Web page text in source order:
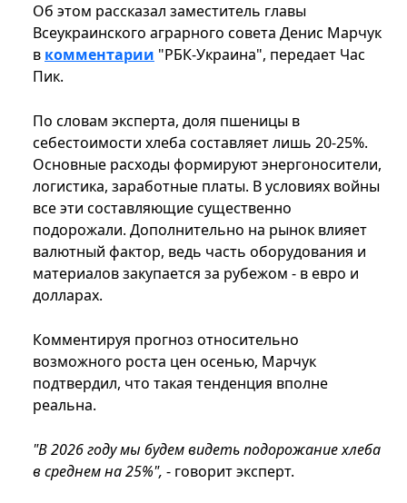
Об этом рассказал заместитель главы
Всеукраинского аграрного совета Денис Марчук
в комментарии "РБК-Украина", передает Час
Пик.
По словам эксперта, доля пшеницы в
себестоимости хлеба составляет лишь 20-25%.
Основные расходы формируют энергоносители,
логистика, заработные платы. В условиях войны
все эти составляющие существенно
подорожали. Дополнительно на рынок влияет
валютный фактор, ведь часть оборудования и
материалов закупается за рубежом - в евро и
долларах.
Комментируя прогноз относительно
возможного роста цен осенью, Марчук
подтвердил, что такая тенденция вполне
реальна.
"В 2026 году мы будем видеть подорожание хлеба
в среднем на 25%", - говорит эксперт.